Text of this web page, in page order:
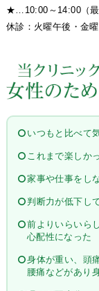
★…10:00～14:00（最
休診：火曜午後・金
いつもと比べて
これまで楽しか
家事や仕事をし
判断力が低下し
前よりいらいら
心配性になった
身体が重い、頭
腰痛などがあり